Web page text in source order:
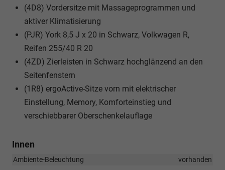
(4D8) Vordersitze mit Massageprogrammen und
aktiver Klimatisierung
(PJR) York 8,5 J x 20 in Schwarz, Volkwagen R,
Reifen 255/40 R 20
(4ZD) Zierleisten in Schwarz hochglänzend an den
Seitenfenstern
(1R8) ergoActive-Sitze vorn mit elektrischer
Einstellung, Memory, Komforteinstieg und
verschiebbarer Oberschenkelauflage
Innen
Ambiente-Beleuchtung
vorhanden